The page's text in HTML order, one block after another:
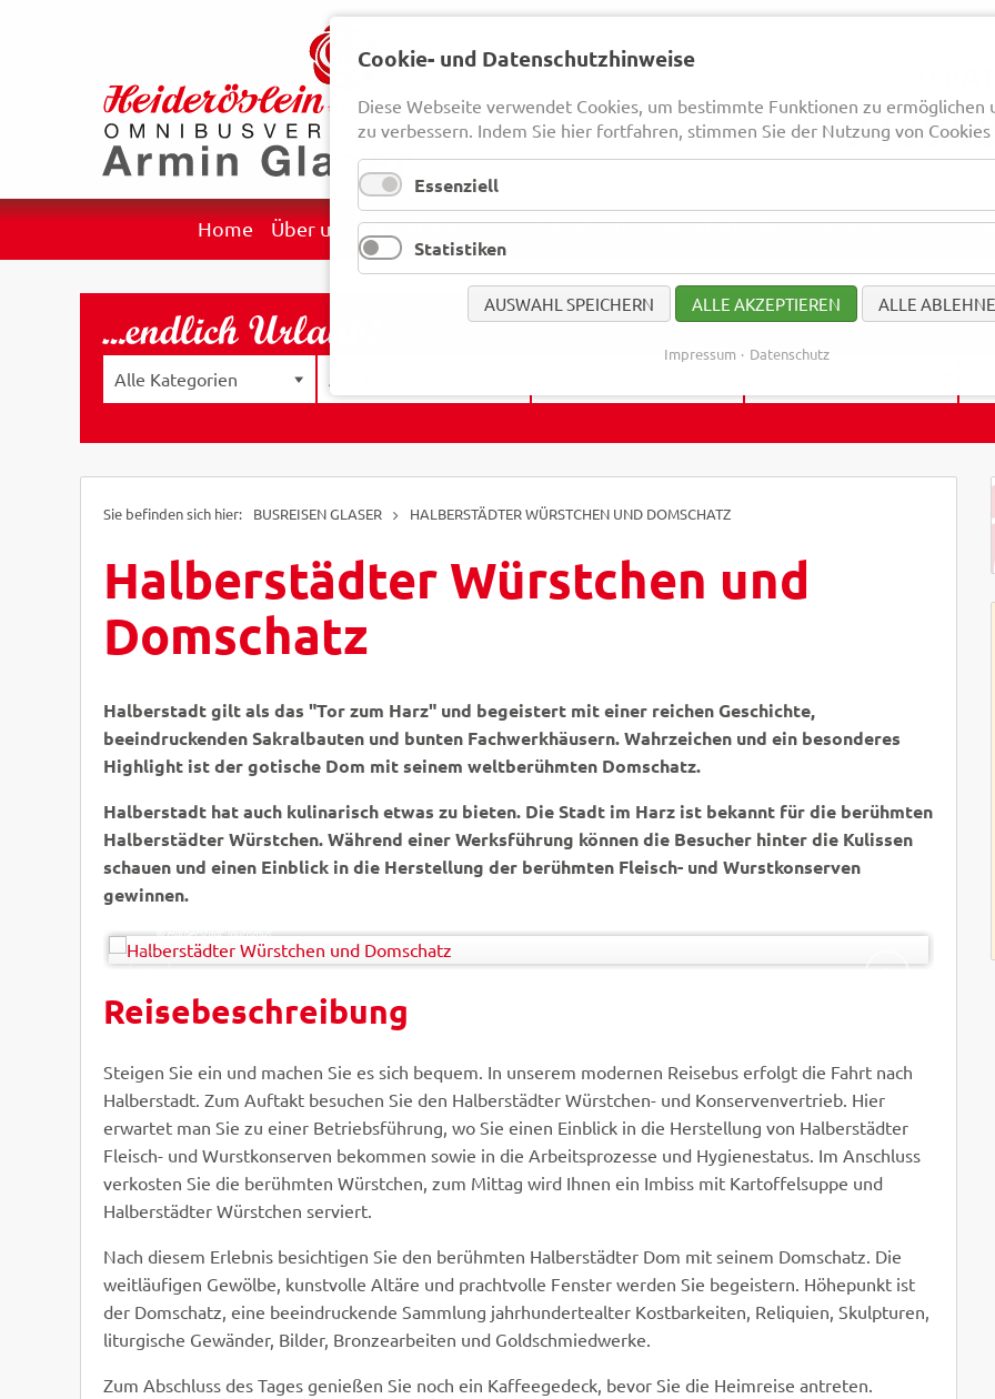
Home Über uns Reisekategorien Reiseländer Reisekalender Bus mieten
BUSREISEN GLASER HALBERSTÄDTER WÜRSTCHEN UND DOMSCHATZ
Halberstädter Würstchen und
Domschatz
Halberstadt gilt als das "Tor zum Harz" und begeistert mit einer reichen Geschichte,
beeindruckenden Sakralbauten und bunten Fachwerkhäusern. Wahrzeichen und ein besonderes
Highlight ist der gotische Dom mit seinem weltberühmten Domschatz.
Halberstadt hat auch kulinarisch etwas zu bieten. Die Stadt im Harz ist bekannt für die berühmten
Halberstädter Würstchen. Während einer Werksführung können die Besucher hinter die Kulissen
schauen und einen Einblick in die Herstellung der berühmten Fleisch- und Wurstkonserven
gewinnen.
ZURÜCK
© Halberstadt Tourismus
Reisebeschreibung
Steigen Sie ein und machen Sie es sich bequem. In unserem modernen Reisebus erfolgt die Fahrt nach
Halberstadt. Zum Auftakt besuchen Sie den Halberstädter Würstchen- und Konservenvertrieb. Hier
erwartet man Sie zu einer Betriebsführung, wo Sie einen Einblick in die Herstellung von Halberstädter
Fleisch- und Wurstkonserven bekommen sowie in die Arbeitsprozesse und Hygienestatus. Im Anschluss
verkosten Sie die berühmten Würstchen, zum Mittag wird Ihnen ein Imbiss mit Kartoffelsuppe und
Halberstädter Würstchen serviert.
Nach diesem Erlebnis besichtigen Sie den berühmten Halberstädter Dom mit seinem Domschatz. Die
weitläufigen Gewölbe, kunstvolle Altäre und prachtvolle Fenster werden Sie begeistern. Höhepunkt ist
der Domschatz, eine beeindruckende Sammlung jahrhundertealter Kostbarkeiten, Reliquien, Skulpturen,
liturgische Gewänder, Bilder, Bronzearbeiten und Goldschmiedwerke.
Zum Abschluss des Tages genießen Sie noch ein Kaffeegedeck, bevor Sie die Heimreise antreten.
Cookie- und Datenschutzhinweise
Diese Webseite verwendet Cookies, um bestimmte Funktionen zu ermöglichen
zu verbessern. Indem Sie hier fortfahren, stimmen Sie der Nutzung von Cookies
Essenziell
Statistiken
AUSWAHL SPEICHERN ALLE AKZEPTIEREN ALLE
Impressum Datenschutz